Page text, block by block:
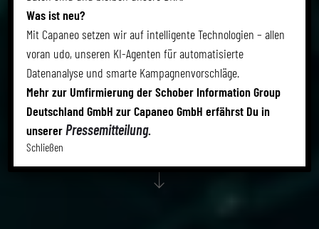
EXPANSION
Neukunden vor dem Wettbewerb sichern.
Werbebudget treffsicher einsetzen.
Fundierte Standortentscheidungen treffen.
Was ist neu?
Mit Capaneo setzen wir auf intelligente Technologien – allen
voran udo, unseren KI-Agenten für automatisierte
Datenanalyse und smarte Kampagnenvorschläge.
Mehr zur Umfirmierung der Schober Information Group
Deutschland GmbH zur Capaneo GmbH erfährst Du in
unsererPressemitteilung.
Schließen